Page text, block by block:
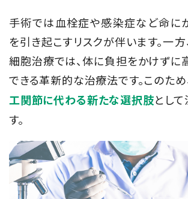
手術では血栓症や感染症など命に
を引き起こすリスクが伴います。一
細胞治療では、体に負担をかけずに
できる革新的な治療法です。このため
工関節に代わる新たな選択肢とし
す。